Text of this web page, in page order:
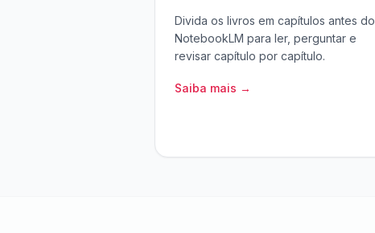
Divida os livros em capítulos antes do
NotebookLM para ler, perguntar e
revisar capítulo por capítulo.
Saiba mais →